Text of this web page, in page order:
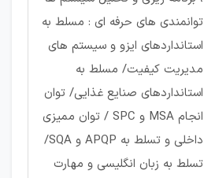
توانمندی های حرفه ای : مسلط به
استانداردهای ایزو و سیستم های
مدیریت کیفیت/ مسلط به
استانداردهای صنایع غذایی/ توان
انجام MSA و SPC / توان ممیزی
داخلی و تسلط به APQP و SQA/
تسلط به زبان انگلیسی و مهارت